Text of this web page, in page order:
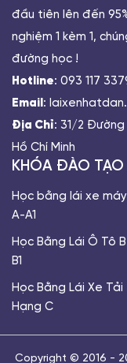
đầu tiên lên đến
nghiệm 1 kèm 1,
đường học !
Hotline: 093 117
Email :
Địa Chỉ: 31/2 Đường
Hồ Chí Minh
KHÓA ĐÀO TẠO
Học bằng lái xe máy
A-A1
Học Bằng Lái Ô Tô
B1
Học Bằng Lái Xe Tải
Hạng C
Copyright © 2016 -